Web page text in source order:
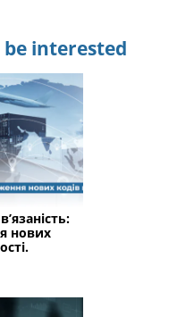
interested
нових